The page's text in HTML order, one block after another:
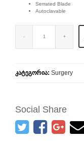
Serrated Blade
Autoclavable
კატეგორია: Surgery
Social Share